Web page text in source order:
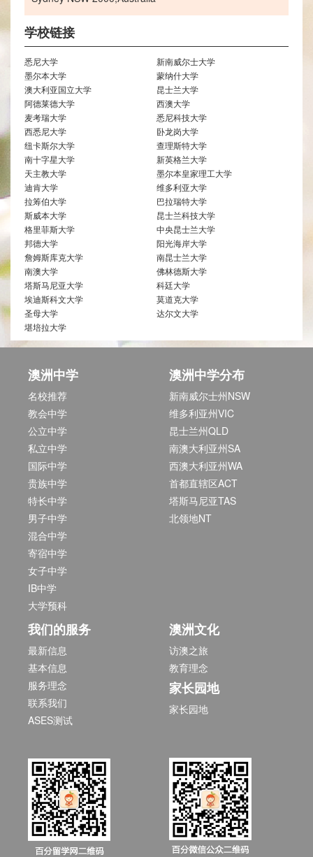
学校链接
悉尼大学
新南威尔士大学
墨尔本大学
蒙纳什大学
澳大利亚国立大学
昆士兰大学
阿德莱德大学
西澳大学
麦考瑞大学
悉尼科技大学
西悉尼大学
卧龙岗大学
纽卡斯尔大学
查理斯特大学
南十字星大学
新英格兰大学
天主教大学
墨尔本皇家理工大学
迪肯大学
维多利亚大学
拉筹伯大学
巴拉瑞特大学
斯威本大学
昆士兰科技大学
格里菲斯大学
中央昆士兰大学
邦德大学
阳光海岸大学
詹姆斯库克大学
南昆士兰大学
南澳大学
佛林德斯大学
塔斯马尼亚大学
科廷大学
埃迪斯科文大学
莫道克大学
圣母大学
达尔文大学
堪培拉大学
澳洲中学
名校推荐
教会中学
公立中学
私立中学
国际中学
贵族中学
特长中学
男子中学
混合中学
寄宿中学
女子中学
IB中学
大学预科
澳洲中学分布
新南威尔士州NSW
维多利亚州VIC
昆士兰州QLD
南澳大利亚州SA
西澳大利亚州WA
首都直辖区ACT
塔斯马尼亚TAS
北领地NT
我们的服务
最新信息
基本信息
服务理念
联系我们
ASES测试
澳洲文化
访澳之旅
教育理念
家长园地
家长园地